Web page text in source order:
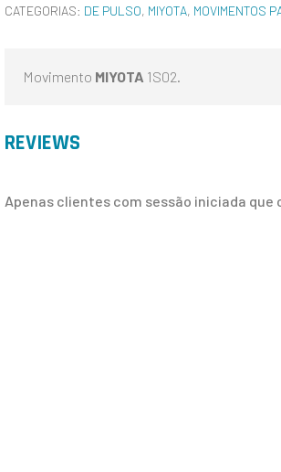
CATEGORIAS: DE PULSO, MIYOTA, MOVIMENTOS
Movimento MIYOTA 1S02.
REVIEWS
Apenas clientes com sessão iniciada